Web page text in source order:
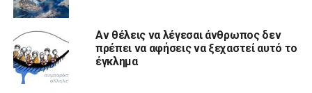
Αν θέλεις να λέγεσαι άνθρωπος δεν
πρέπει να αφήσεις να ξεχαστεί αυτό το
έγκλημα